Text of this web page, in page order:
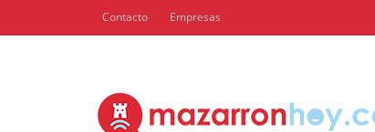
Contacto Empresas